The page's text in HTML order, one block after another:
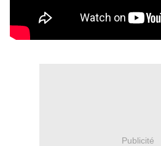
Publicité